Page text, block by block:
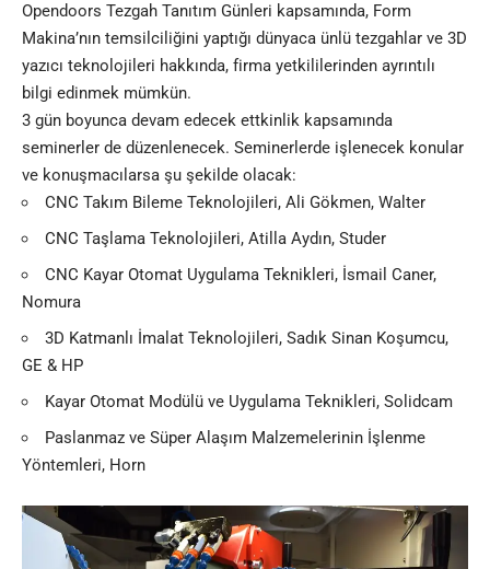
Opendoors Tezgah Tanıtım Günleri kapsamında, Form
Makina’nın temsilciliğini yaptığı dünyaca ünlü tezgahlar ve 3D
yazıcı teknolojileri hakkında, firma yetkililerinden ayrıntılı
bilgi edinmek mümkün.
3 gün boyunca devam edecek ettkinlik kapsamında
seminerler de düzenlenecek. Seminerlerde işlenecek konular
ve konuşmacılarsa şu şekilde olacak:
CNC Takım Bileme Teknolojileri, Ali Gökmen, Walter
CNC Taşlama Teknolojileri, Atilla Aydın, Studer
CNC Kayar Otomat Uygulama Teknikleri, İsmail Caner,
Nomura
3D Katmanlı İmalat Teknolojileri, Sadık Sinan Koşumcu,
GE & HP
Kayar Otomat Modülü ve Uygulama Teknikleri, Solidcam
Paslanmaz ve Süper Alaşım Malzemelerinin İşlenme
Yöntemleri, Horn